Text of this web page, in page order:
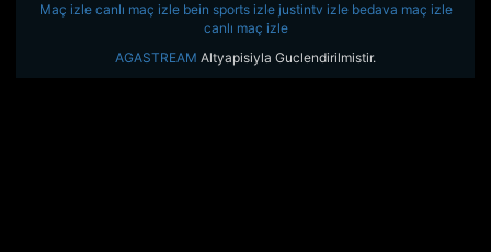
TRT Spor
beIN Sports Haber
Maç izle canlı maç izle bein sports izle justintv izle bedava maç izle
canlı maç izle
AGASTREAM Altyapisiyla Guclendirilmistir.